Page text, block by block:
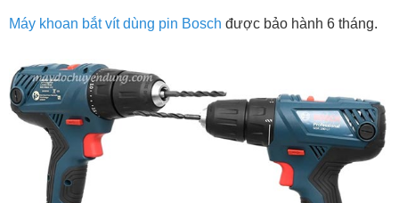
Máy khoan bắt vít dùng pin Bosch được bảo hành 6 tháng.